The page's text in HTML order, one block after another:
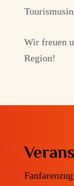
Wir freuen
Region!